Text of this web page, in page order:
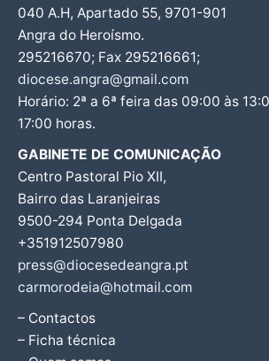
040 A.H, Apartado 55, 9701-901
Angra do Heroísmo.
295216670; Fax 295216661;
diocese.angra@gmail.com
Horário: 2ª a 6ª feira das 09:00 às
17:00 horas.
GABINETE DE COMUNICAÇÃO
Centro Pastoral Pio XII,
Bairro das Laranjeiras
9500-294 Ponta Delgada
+351912507980
press@diocesedeangra.pt
carmorodeia@hotmail.com
– Contactos
– Ficha técnica